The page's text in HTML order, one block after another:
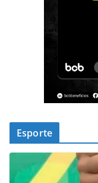
Esporte